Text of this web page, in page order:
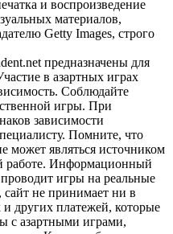
и воспроизведение
материалов,
Getty Images, строго
предназначены для
в азартных играх
Соблюдайте
игры. При
зависимости
Помните, что
может являться источником
работе. Информационный
игры на реальные
не принимает ни в
других платежей, которые
с азартными играми,